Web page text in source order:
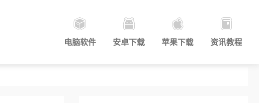
电脑软件 安卓下载 苹果下载 资讯教程